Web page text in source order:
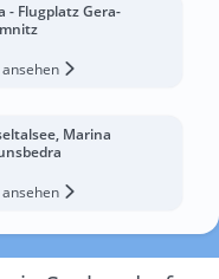
- Flugplatz Gera-
ansehen
Marina
ansehen